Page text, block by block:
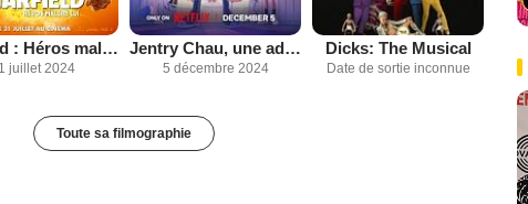
Garfield : Héros malgré lui
juillet 2024
Jentry Chau, une ado contre les démons
5 décembre 2024
Dicks: The Musical
Date de sortie inconnue
Toute sa filmographie